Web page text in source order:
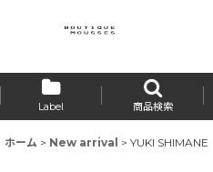
Label 商品検索
ホーム > New arrival > YUKI SHIMANE